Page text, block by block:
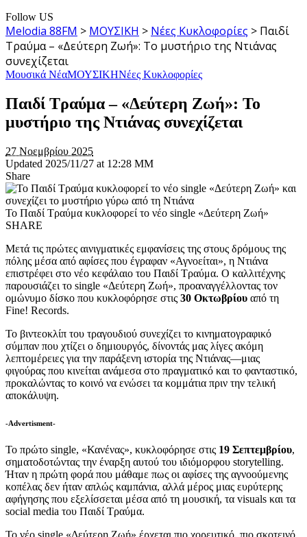
Follow US
Melodia 88FM > ΜΟΥΣΙΚΗ > Νέες Κυκλοφορίες > Παιδί
Τραύμα – «Δεύτερη Ζωή»: Το μυστήριο της Ντιάνας
συνεχίζεται
Μουσικά ΝέαΜΟΥΣΙΚΗΝέες Κυκλοφορίες
Παιδί Τραύμα – «Δεύτερη Ζωή»: Το
μυστήριο της Ντιάνας συνεχίζεται
27 Νοεμβρίου 2025
Updated 2025/11/27 at 12:28 ΜΜ
Share
Το Παιδί Τραύμα κυκλοφορεί το νέο single «Δεύτερη Ζωή»
SHARE
Μετά τις πρώτες αινιγματικές εμφανίσεις της στους δρόμους της
πόλης μέσα από αφίσες που έγραφαν «Αγνοείται», η Ντιάνα
επιστρέφει στο νέο κεφάλαιο του Παιδί Τραύμα. Ο καλλιτέχνης
παρουσιάζει το single «Δεύτερη Ζωή», προαναγγέλλοντας τον
ομώνυμο δίσκο που κυκλοφόρησε στις 30 Οκτωβρίου από τη
Fine! Records.
Το βιντεοκλίπ του τραγουδιού συνεχίζει το κινηματογραφικό
σύμπαν που χτίζει ο δημιουργός, δίνοντάς μας λίγες ακόμη
λεπτομέρειες για την παράξενη ιστορία της Ντιάνας—μιας
φιγούρας που κινείται ανάμεσα στο πραγματικό και το φανταστικό,
προκαλώντας το κοινό να ενώσει τα κομμάτια πριν την τελική
αποκάλυψη.
-Advertisment-
Το πρώτο single, «Κανένας», κυκλοφόρησε στις 19 Σεπτεμβρίου,
σηματοδοτώντας την έναρξη αυτού του ιδιόμορφου storytelling.
Ήταν η πρώτη φορά που μάθαμε πως οι αφίσες της αγνοούμενης
κοπέλας δεν ήταν απλώς καμπάνια, αλλά μέρος μιας ευρύτερης
αφήγησης που εξελίσσεται μέσα από τη μουσική, τα visuals και τα
social media του Παιδί Τραύμα.